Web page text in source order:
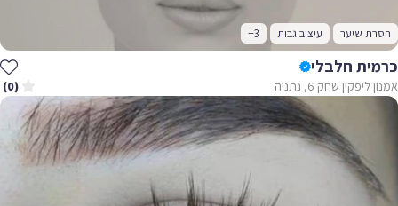
הסרת שיער עיצוב גבות +3
כרמית חלבלי
אמנון ליפקין שחק 6, נתניה (0)